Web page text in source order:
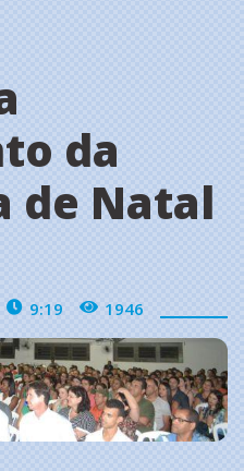
da
de Natal
9:19 1946